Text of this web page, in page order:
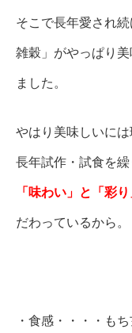
そこで長年愛され
雑穀」がやっぱり
ました。
やはり美味しいには
長年試作・試食を
「味わい」と「彩り
だわっているから。
・食感・・・・も